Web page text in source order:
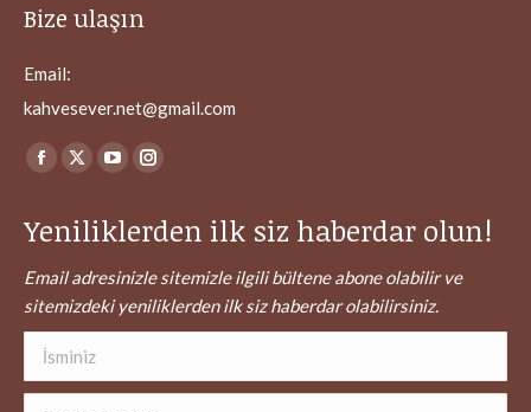
Bize ulaşın
Email:
kahvesever.net@gmail.com
Find us on:
Facebook
opens
X
opens
YouTube
opens
Instagram
opens
Yeniliklerden ilk siz haberdar olun!
Email adresinizle sitemizle ilgili bültene abone olabilir ve
sitemizdeki yeniliklerden ilk siz haberdar olabilirsiniz.